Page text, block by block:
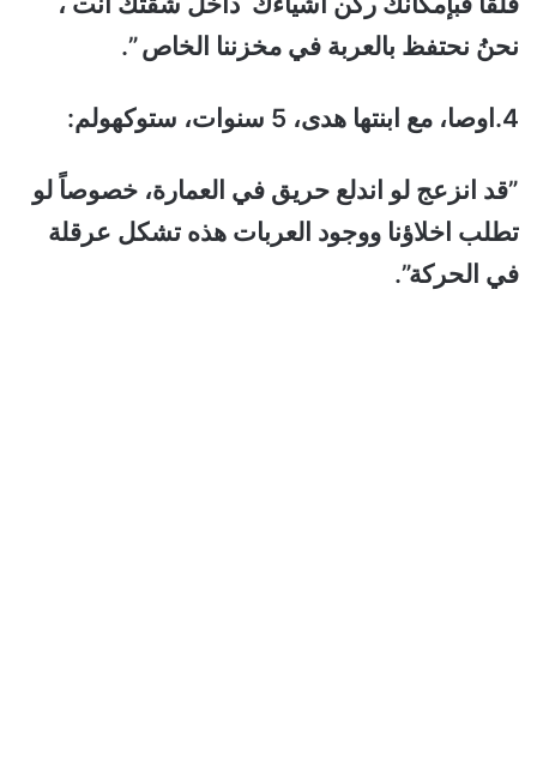
نحنُ نحتفظ بالعربة في مخزننا الخاص ”.
4.اوصا، مع ابنتها هدى، 5 سنوات، ستوكهولم:
”قد انزعج لو اندلع حريق في العمارة، خصوصاً لو
تطلب اخلاؤنا ووجود العربات هذه تشكل عرقلة
في الحركة”.